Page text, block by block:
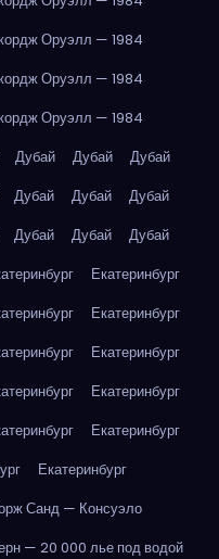
Оруэлл — 1984
Оруэлл — 1984
Оруэлл — 1984
Дубай Дубай
Дубай
Дубай Дубай
Дубай
Дубай Дубай
Дубай
Екатеринбург
Екатеринбург
Екатеринбург
Екатеринбург
Екатеринбург
Екатеринбург
Санд — Консуэло
— 20 000 лье под водой